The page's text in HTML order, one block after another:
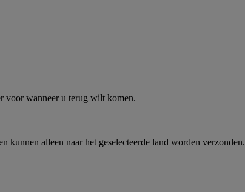
voor wanneer u terug wilt komen.
alleen naar het geselecteerde land worden verzonden.